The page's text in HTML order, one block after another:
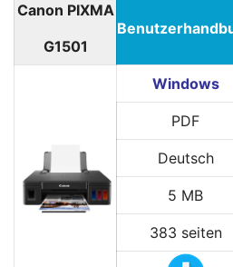
Canon PIXMA
G1501
Windows
PDF
Deutsch
5 MB
383 seiten